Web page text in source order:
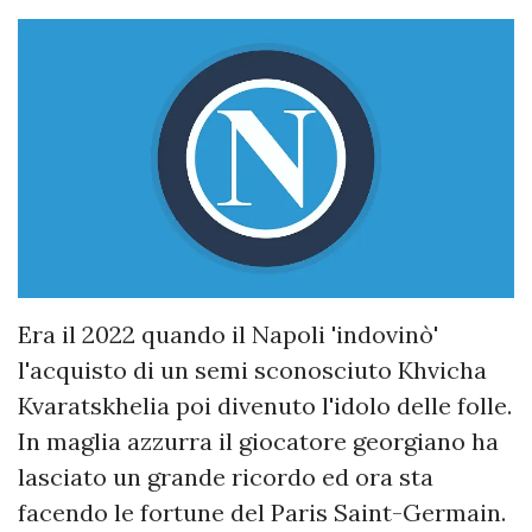
Era il 2022 quando il Napoli 'indovinò'
l'acquisto di un semi sconosciuto Khvicha
Kvaratskhelia poi divenuto l'idolo delle folle.
In maglia azzurra il giocatore georgiano ha
lasciato un grande ricordo ed ora sta
facendo le fortune del Paris Saint-Germain.